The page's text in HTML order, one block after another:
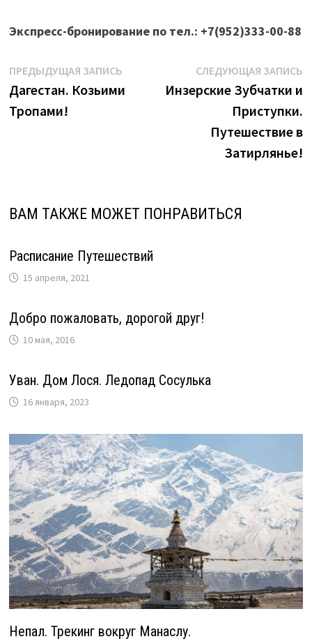
Экспресс-бронирование по тел.: +7(952)333-00-88
Навигация
по
записям
ПРЕДЫДУЩАЯ ЗАПИСЬПредыдущая
запись:
Дагестан. Козьими
Тропами!
СЛЕДУЮЩАЯ ЗАПИСЬ
Инзерские Зубчатки и
Приступки.
Путешествие в
Затирлянье!
ВАМ ТАКЖЕ МОЖЕТ ПОНРАВИТЬСЯ
Расписание Путешествий
15 апреля, 2021
Добро пожаловать, дорогой друг!
10 мая, 2016
Уван. Дом Лося. Ледопад Сосулька
16 января, 2023
Непал. Трекинг вокруг Манаслу.